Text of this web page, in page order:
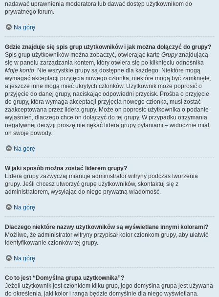
nadawać uprawnienia moderatora lub dawać dostęp użytkownikom do
prywatnego forum.
Na górę
Gdzie znajduje się spis grup użytkowników i jak można dołączyć do grupy?
Spis grup użytkowników można zobaczyć, otwierając kartę Grupyznajdującą
się w panelu zarządzania kontem, który otwiera się po kliknięciu odnośnika
Moje konto. Nie wszystkie grupy są dostępne dla każdego. Niektóre mogą
wymagać akceptacji przyjęcia nowego członka, niektóre mogą być zamknięte,
a jeszcze inne mogą mieć ukrytych członków. Użytkownik może poprosić o
przyjęcie do danej grupy, naciskając odpowiedni przycisk. Prośba o przyjęcie
do grupy, która wymaga akceptacji przyjęcia nowego członka, musi zostać
zaakceptowana przez lidera grupy. Może on poprosić użytkownika o podanie
wyjaśnień, dlaczego chce on dołączyć do tej grupy. W przypadku otrzymania
negatywnej decyzji proszę nie nękać lidera grupy pytaniami – widocznie miał
on swoje powody.
Na górę
W jaki sposób można zostać liderem grupy?
Lidera grupy zazwyczaj mianuje administrator witryny podczas tworzenia
grupy. Jeśli chcesz utworzyć grupę użytkowników, skontaktuj się z
administratorem, wysyłając do niego prywatną wiadomość.
Na górę
Dlaczego niektóre nazwy użytkowników są wyświetlane innymi kolorami?
Możliwe, że administrator witryny przypisał kolor członkom grupy, aby ułatwić
identyfikowanie członków tej grupy.
Na górę
Co to jest “Domyślna grupa użytkownika”?
Jeżeli użytkownik jest członkiem kilku grup, jego domyślna grupa jest używana
do określenia, jaki kolor i ranga będzie domyślnie dla niego wyświetlana.